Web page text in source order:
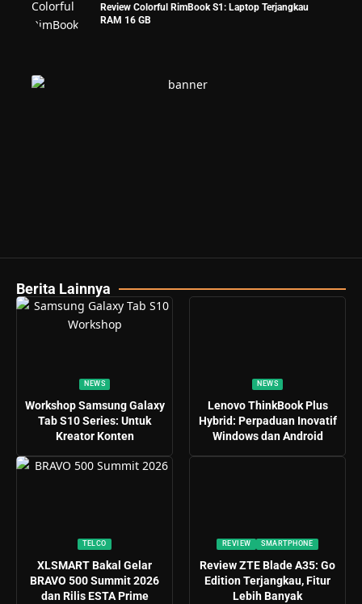
Review Colorful RimBook S1: Laptop Terjangkau
RAM 16 GB
Berita Lainnya
NEWS
Workshop Samsung Galaxy
Tab S10 Series: Untuk
Kreator Konten
NEWS
Lenovo ThinkBook Plus
Hybrid: Perpaduan Inovatif
Windows dan Android
TELCO
XLSMART Bakal Gelar
BRAVO 500 Summit 2026
dan Rilis ESTA Prime
REVIEW SMARTPHONE
Review ZTE Blade A35: Go
Edition Terjangkau, Fitur
Lebih Banyak